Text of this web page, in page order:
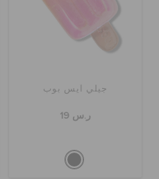
جيلي آيس بوب
ر.س 19